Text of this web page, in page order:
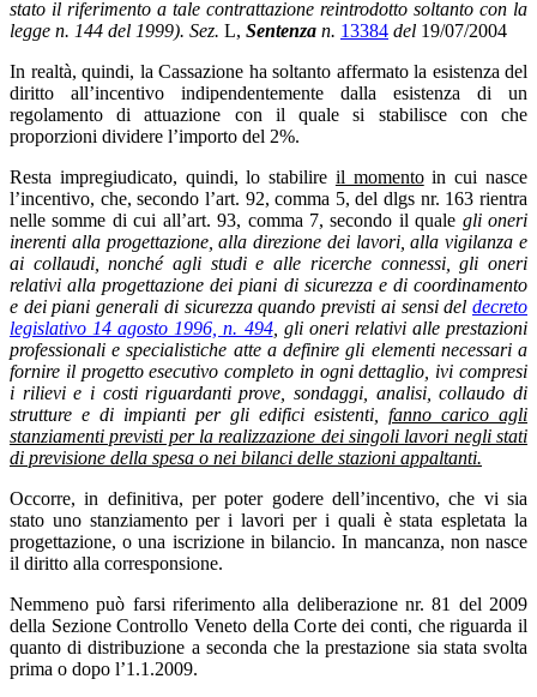
stato il riferimento a tale contrattazione reintrodotto soltanto con la
legge n. 144 del 1999). Sez. L, Sentenza n. 13384 del 19/07/2004
In realtà, quindi, la Cassazione ha soltanto affermato la esistenza del
diritto all’incentivo indipendentemente dalla esistenza di un
regolamento di attuazione con il quale si stabilisce con che
proporzioni dividere l’importo del 2%.
Resta impregiudicato, quindi, lo stabilire il momentoin cui nasce
l’incentivo, che, secondo l’art. 92, comma 5, del dlgs nr. 163 rientra
nelle somme di cui all’art. 93, comma 7, secondo il quale gli oneri
inerenti alla progettazione, alla direzione dei lavori, alla vigilanza e
ai collaudi, nonché agli studi e alle ricerche connessi, gli oneri
relativi alla progettazione dei piani di sicurezza e di coordinamento
e dei piani generali di sicurezza quando previsti ai sensi del decreto
legislativo 14 agosto 1996, n. 494, gli oneri relativi alle prestazioni
professionali e specialistiche atte a definire gli elementi necessari a
fornire il progetto esecutivo completo in ogni dettaglio, ivi compresi
i rilievi e i costi riguardanti prove, sondaggi, analisi, collaudo di
strutture e di impianti per gli edifici esistenti, fanno carico agli
stanziamenti previsti per la realizzazione dei singoli lavori negli stati
di previsione della spesa o nei bilanci delle stazioni appaltanti.
Occorre, in definitiva, per poter godere dell’incentivo, che vi sia
stato uno stanziamento per i lavori per i quali è stata espletata la
progettazione, o una iscrizione in bilancio. In mancanza, non nasce
il diritto alla corresponsione.
Nemmeno può farsi riferimento alla deliberazione nr. 81 del 2009
della Sezione Controllo Veneto della Corte dei conti, che riguarda il
quanto di distribuzione a seconda che la prestazione sia stata svolta
prima o dopo l’1.1.2009.